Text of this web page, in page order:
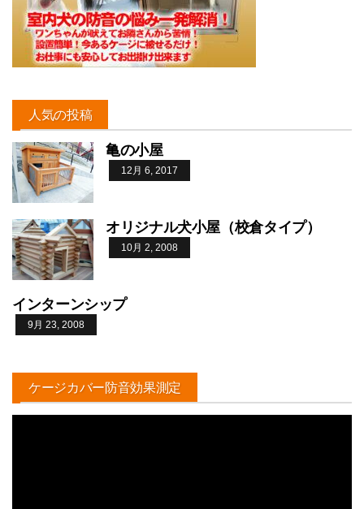
人気の投稿
亀の小屋
12月 6, 2017
オリジナル犬小屋（校倉タイプ）
10月 2, 2008
インターンシップ
9月 23, 2008
ケージカバー防音効果測定